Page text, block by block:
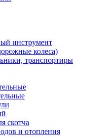
инструмент
колеса)
транспортиры
скотча
и отопления